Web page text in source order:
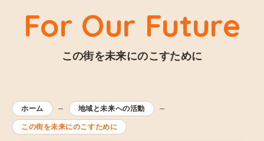
For Our Future
この街を未来にのこすために
ホーム 地域と未来への活動
この街を未来にのこすために